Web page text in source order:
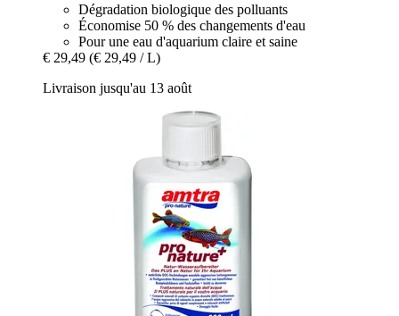
Dégradation biologique des polluants
Économise 50 % des changements d'eau
Pour une eau d'aquarium claire et saine
€ 29,49 (€ 29,49 / L)
Livraison jusqu'au 13 août